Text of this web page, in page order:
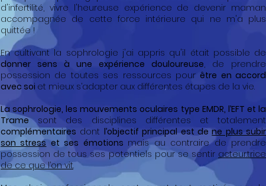
d'infertilité, vivre l'heureuse expérience de devenir maman
accompagnée de cette force intérieure qui ne m'a plus
quittée !
En cultivant la sophrologie j'ai appris qu'il était possible de
donner sens à une expérience douloureuse, de prendre
possession de toutes ses ressources pourêtre en accord
avec soi et mieux s’adapter aux différentes étapes de la vie.
La sophrologie, les mouvements oculaires type EMDR, l’EFT et la
Tramesont des disciplines différentes et totalement
complémentaires dont l’objectif principal est dene plus subir
son stress et ses émotions mais au contraire de prendre
possession de tous ses potentiels pour se sentir acteur.trice
de ce que l’on vit.